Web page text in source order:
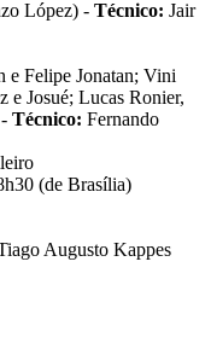
López) - Técnico: Jair
e Felipe Jonatan; Vini
e Josué; Lucas Ronier,
Técnico: Fernando
(de Brasília)
Augusto Kappes